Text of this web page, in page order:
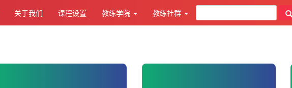
关于我们 课程设置 教练学院 教练社群